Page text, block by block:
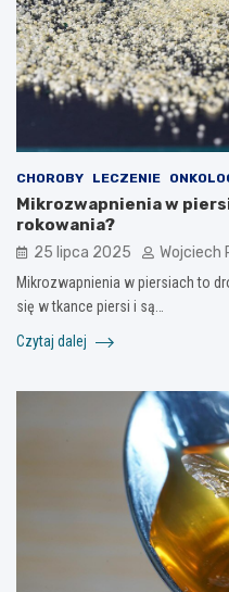
CHOROBY LECZENIE
Mikrozwapnienia w
rokowania?
25 lipca 2025 Wojciech
Mikrozwapnienia w piersiach to
się w tkance piersi i są…
Czytaj dalej